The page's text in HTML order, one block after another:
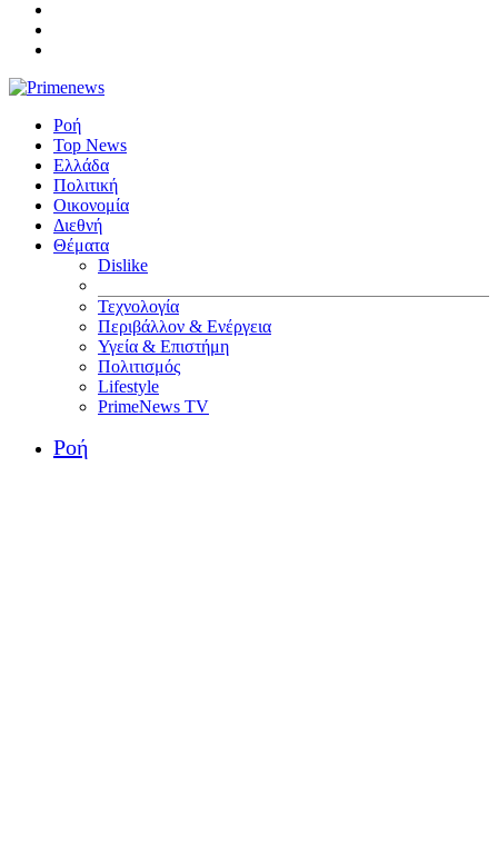
Ροή
Top News
Ελλάδα
Πολιτική
Οικονομία
Διεθνή
Θέματα
Dislike
Τεχνολογία
Περιβάλλον & Ενέργεια
Υγεία & Επιστήμη
Πολιτισμός
Lifestyle
PrimeNews TV
Ροή